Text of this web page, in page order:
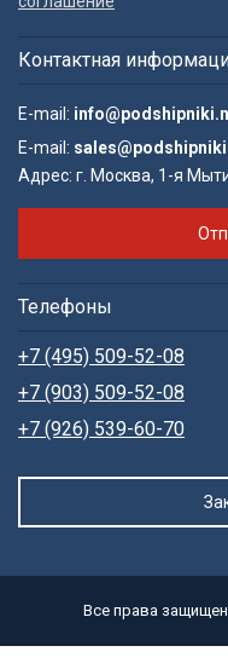
Контактная
E-mail:
E-mail:
Адрес: г. Москва, 1-я
Телефоны
+7 (495) 509-52-08
+7 (903) 509-52-08
+7 (926) 539-60-70
Все права